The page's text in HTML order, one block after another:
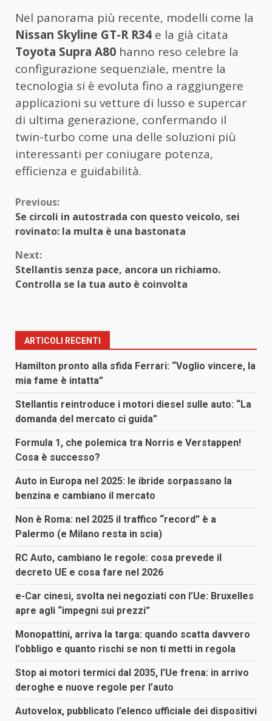
Nel panorama più recente, modelli come la
Nissan Skyline GT-R R34 e la già citata
Toyota Supra A80 hanno reso celebre la
configurazione sequenziale, mentre la
tecnologia si è evoluta fino a raggiungere
applicazioni su vetture di lusso e supercar
di ultima generazione, confermando il
twin-turbo come una delle soluzioni più
interessanti per coniugare potenza,
efficienza e guidabilità.
Continue
Reading
Previous:
Se circoli in autostrada con questo veicolo, sei
rovinato: la multa è una bastonata
Next:
Stellantis senza pace, ancora un richiamo.
Controlla se la tua auto è coinvolta
ARTICOLI RECENTI
Hamilton pronto alla sfida Ferrari: “Voglio vincere, la
mia fame è intatta”
Stellantis reintroduce i motori diesel sulle auto: “La
domanda del mercato ci guida”
Formula 1, che polemica tra Norris e Verstappen!
Cosa è successo?
Auto in Europa nel 2025: le ibride sorpassano la
benzina e cambiano il mercato
Non è Roma: nel 2025 il traffico “record” è a
Palermo (e Milano resta in scia)
RC Auto, cambiano le regole: cosa prevede il
decreto UE e cosa fare nel 2026
e-Car cinesi, svolta nei negoziati con l’Ue: Bruxelles
apre agli “impegni sui prezzi”
Monopattini, arriva la targa: quando scatta davvero
l’obbligo e quanto rischi se non ti metti in regola
Stop ai motori termici dal 2035, l’Ue frena: in arrivo
deroghe e nuove regole per l’auto
Autovelox, pubblicato l’elenco ufficiale dei dispositivi